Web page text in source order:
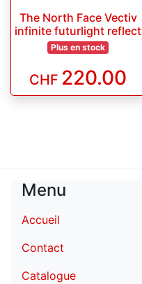
The North Face Vectiv
infinite futurlight reflect
Plus en stock
CHF 220.00
Menu
Accueil
Contact
Catalogue